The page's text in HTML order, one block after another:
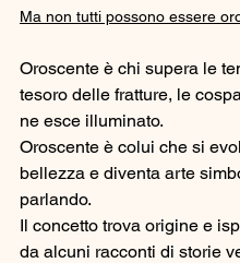
Ma non tutti possono essere
Oroscente è chi supera le
tesoro delle fratture, le
ne esce illuminato.
Oroscente è colui che si
bellezza e diventa arte
parlando.
Il concetto trova origine e
da alcuni racconti di storie